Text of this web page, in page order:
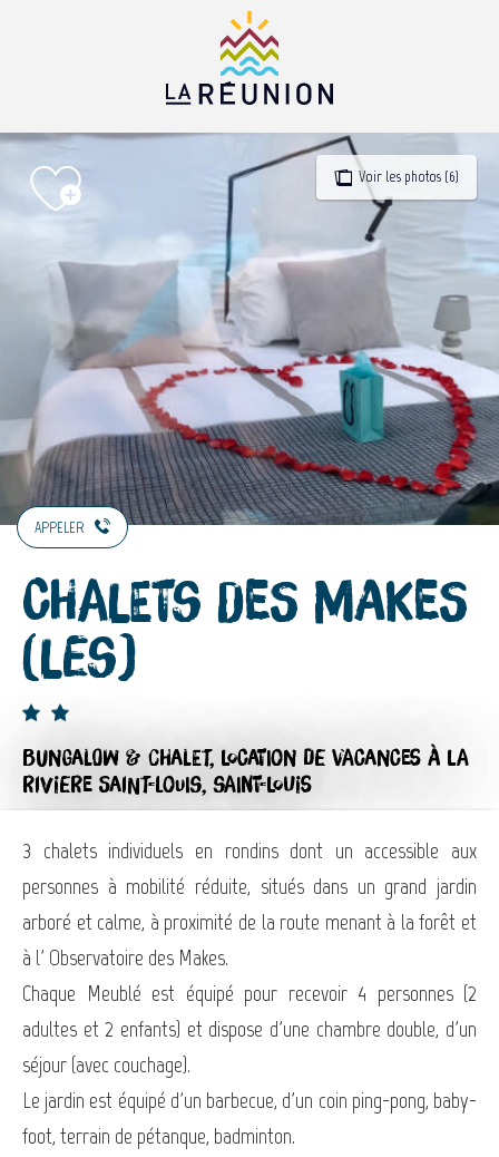
Voir les photos (6)
APPELER
Chalets des Makes
(Les)
BUNGALOW & CHALET, LOCATION DE VACANCES À LA
RIVIERE SAINT-LOUIS, SAINT-LOUIS
3 chalets individuels en rondins dont un accessible aux
personnes à mobilité réduite, situés dans un grand jardin
arboré et calme, à proximité de la route menant à la forêt et
à l' Observatoire des Makes.
Chaque Meublé est équipé pour recevoir 4 personnes (2
adultes et 2 enfants) et dispose d'une chambre double, d'un
séjour (avec couchage).
Le jardin est équipé d'un barbecue, d'un coin ping-pong, baby-
foot, terrain de pétanque, badminton.